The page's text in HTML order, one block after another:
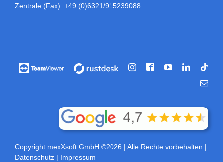
Zentrale (Fax): +49 (0)6321/915239088
Vorführung
/
Vorführung
InstagramFacebookYouTubeLinkedIn
E-
Copyright mexXsoft GmbH ©2026 | Alle Rechte vorbehalten |
Datenschutz | Impressum